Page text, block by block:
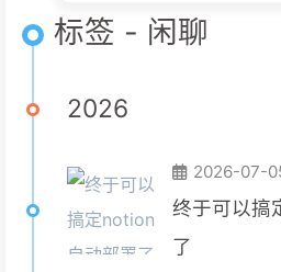
标签 - 闲聊
2026
2026-07-
终于可以搞
了